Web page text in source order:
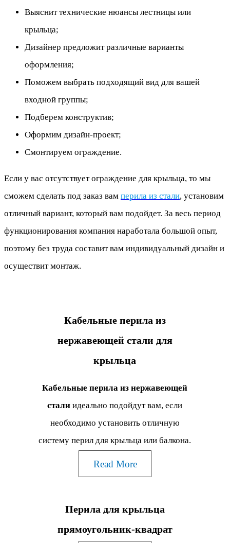
Выяснит технические нюансы лестницы или
крыльца;
Дизайнер предложит различные варианты
оформления;
Поможем выбрать подходящий вид для вашей
входной группы;
Подберем конструктив;
Оформим дизайн-проект;
Смонтируем ограждение.
Если у вас отсутствует ограждение для крыльца, то мы
сможем сделать под заказ вам перила из стали, установим
отличный вариант, который вам подойдет. За весь период
функционирования компания наработала большой опыт,
поэтому без труда составит вам индивидуальный дизайн и
осуществит монтаж.
Кабельные перила из
нержавеющей стали для
крыльца
Кабельные перила из нержавеющей
стали идеально подойдут вам, если
необходимо установить отличную
систему перил для крыльца или балкона.
Read More
Перила для крыльца
прямоугольник-квадрат